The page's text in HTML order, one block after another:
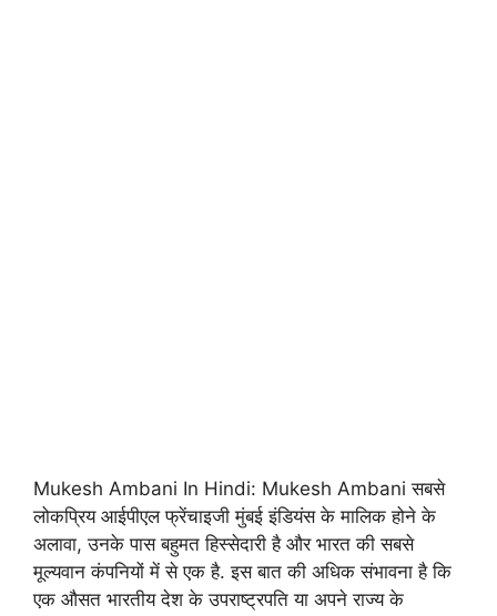
Mukesh Ambani In Hindi: Mukesh Ambani सबसे
लोकप्रिय आईपीएल फ्रेंचाइजी मुंबई इंडियंस के मालिक होने के
अलावा, उनके पास बहुमत हिस्सेदारी है और भारत की सबसे
मूल्यवान कंपनियों में से एक है. इस बात की अधिक संभावना है कि
एक औसत भारतीय देश के उपराष्ट्रपति या अपने राज्य के